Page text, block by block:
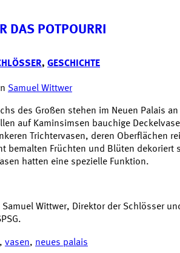
DAS POTPOURRI
, GESCHICHTE
Samuel Wittwer
des Großen stehen im Neuen Palais an
auf Kaminsimsen bauchige
Trichtervasen, deren Oberflächen
bemalten Früchten und Blüten dekoriert
hatten eine spezielle Funktion.
Samuel Wittwer, Direktor der Schlösser
, vasen, neues palais